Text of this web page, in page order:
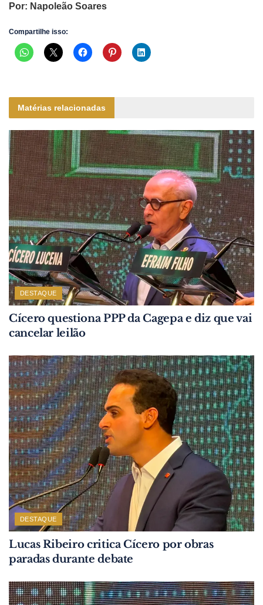
Por: Napoleão Soares
Compartilhe isso:
Matérias relacionadas
DESTAQUE
Cícero questiona PPP da Cagepa e diz que vai
cancelar leilão
DESTAQUE
Lucas Ribeiro critica Cícero por obras
paradas durante debate